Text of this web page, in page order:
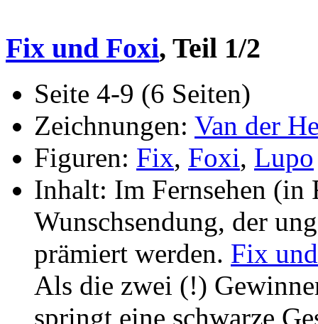
Fix und Foxi, Teil 1/2
Seite 4-9 (6 Seiten)
Zeichnungen: Van der
Figuren: Fix, Foxi, Lupo
Inhalt: Im Fernsehen (in
Wunschsendung, der
prämiert werden. Fix
Als die zwei (!)
springt eine schwarze